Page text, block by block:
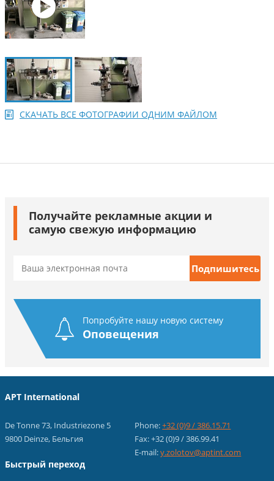
СКАЧАТЬ ВСЕ ФОТОГРАФИИ ОДНИМ ФАЙЛОМ
Получайте рекламные акции и
самую свежую информацию
Попробуйте нашу новую систему
Оповещения
APT International
De Tonne 73, Industriezone 5
9800 Deinze, Бельгия
Phone:+32 (0)9 / 386.15.71
Fax: +32 (0)9 / 386.99.41
E-mail:y.zolotov@aptint.com
Быстрый переход